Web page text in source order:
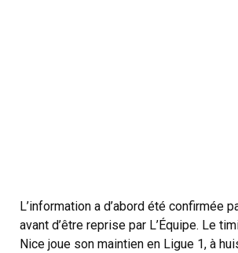
L’information a d’abord été confirmée
avant d’être reprise par L’Équipe. Le
Nice joue son maintien en Ligue 1, à